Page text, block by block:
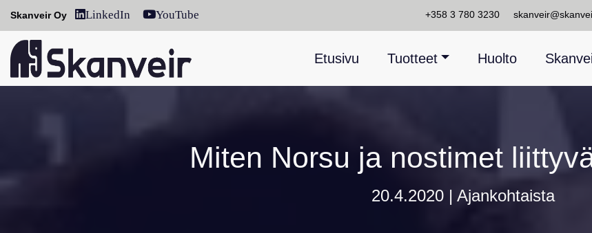
Skanveir Oy LinkedIn YouTube +358 3 780 3230
Etusivu Tuotteet Huolto
Miten Norsu ja nostimet
20.4.2020 | Ajankohtaista